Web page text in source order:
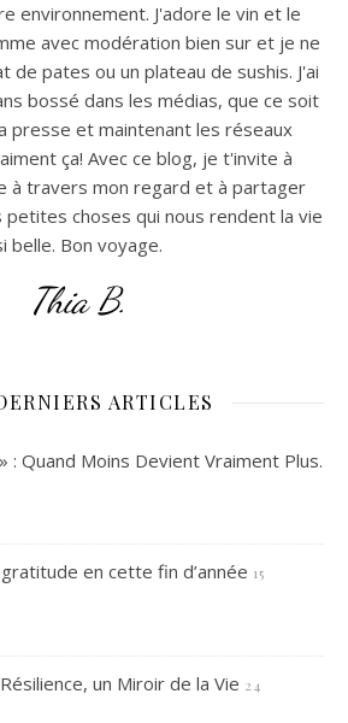
environnement. J'adore le vin et le
avec modération bien sur et je ne
de pates ou un plateau de sushis. J'ai
bossé dans les médias, que ce soit
presse et maintenant les réseaux
ça! Avec ce blog, je t'invite à
à travers mon regard et à partager
choses qui nous rendent la vie
belle. Bon voyage.
Thia B.
ARTICLES
: Quand Moins Devient Vraiment Plus.
en cette fin d’année 15
un Miroir de la Vie 24